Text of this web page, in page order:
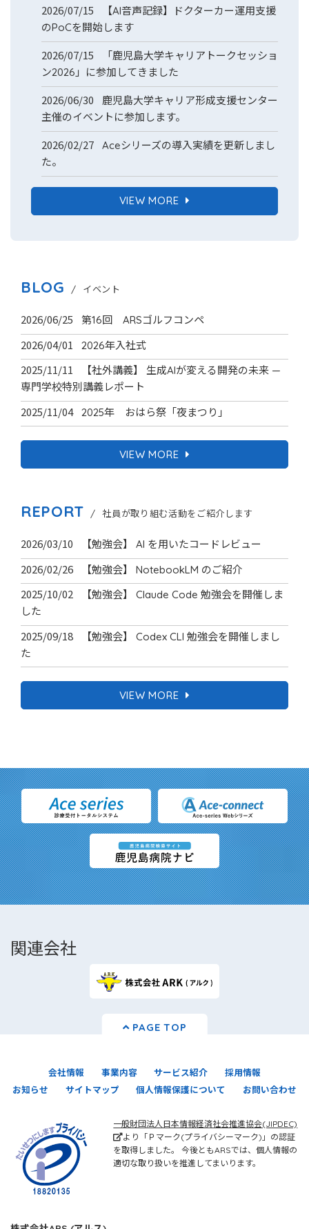
2026/07/15 【AI音声記録】ドクターカー運用支援
のPoCを開始します
2026/07/15 「鹿児島大学キャリアトークセッショ
ン2026」に参加してきました
2026/06/30 鹿児島大学キャリア形成支援センター
主催のイベントに参加します。
2026/02/27
Aceシリーズの導入実績を更新しまし
た。
VIEW MORE
BLOG / イベント
2026/06/25 第16回 ARSゴルフコンペ
2026/04/01 2026年入社式
2025/11/11 【社外講義】 生成AIが変える開発の未来 —
専門学校特別講義レポート
2025/11/042025年 おはら祭「夜まつり」
VIEW MORE
REPORT / 社員が取り組む活動をご紹介します
2026/03/10 【勉強会】 AI を用いたコードレビュー
2026/02/26 【勉強会】 NotebookLM のご紹介
2025/10/02 【勉強会】 Claude Code 勉強会を開催しま
した
2025/09/18 【勉強会】 Codex CLI 勉強会を開催しまし
た
VIEW MORE
関連会社
会社情報 事業内容 サービス紹介
採用情報
お知らせ
サイトマップ 個人情報保護について お問い合わせ
一般財団法人日本情報経済社会推進協会(JIPDEC)
より「Ｐマーク(プライバシーマーク)」の認証
を取得しました。 今後ともARSでは、個人情報の
適切な取り扱いを推進してまいります。
PAGE TOP